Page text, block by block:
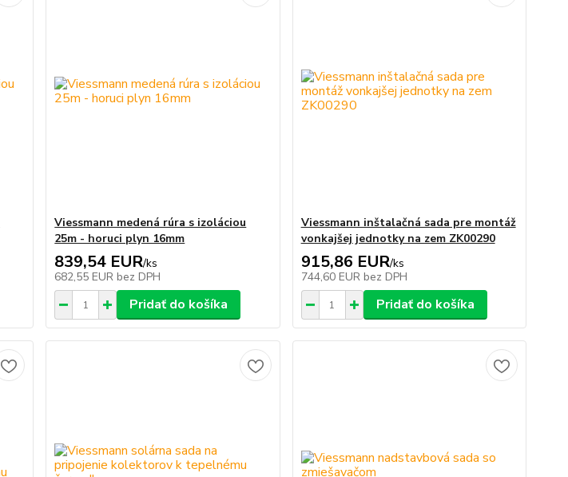
Viessmann medená rúra s izoláciou
25m - horuci plyn 16mm
839,54 EUR/ks
682,55 EUR bez DPH
Pridať do košíka
Viessmann inštalačná sada pre montáž
vonkajšej jednotky na zem ZK00290
915,86 EUR/ks
744,60 EUR bez DPH
Pridať do košíka